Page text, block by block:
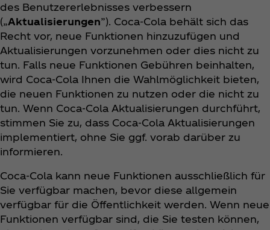
des Benutzererlebnisses verbessern
(„Aktualisierungen”). Coca‑Cola behält sich das
Recht vor, neue Funktionen hinzuzufügen und
Aktualisierungen vorzunehmen oder dies nicht zu
tun. Falls neue Funktionen Gebühren beinhalten,
wird Coca‑Cola Ihnen die Wahlmöglichkeit bieten,
die neuen Funktionen zu nutzen oder die nicht zu
tun. Wenn Coca‑Cola Aktualisierungen durchführt,
stimmen Sie zu, dass Coca‑Cola Aktualisierungen
implementiert, ohne Sie ggf. vorab darüber zu
informieren.
Coca‑Cola kann neue Funktionen ausschließlich für
Sie verfügbar machen, bevor diese allgemein
verfügbar für die Öffentlichkeit werden. Wenn neue
Funktionen verfügbar sind, die Sie testen können,